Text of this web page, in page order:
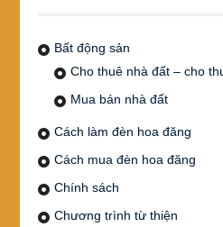
Bất động sản
Cho thuê nhà đất – cho
Mua bán nhà đất
Cách làm đèn hoa đăng
Cách mua đèn hoa đăng
Chính sách
Chương trình từ thiện